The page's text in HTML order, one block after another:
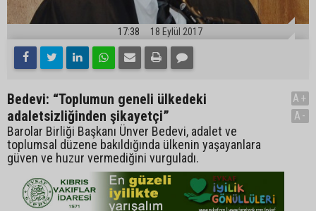
17:38 18 Eylül 2017
Bedevi: “Toplumun geneli ülkedeki
adaletsizliğinden şikayetçi”
Barolar Birliği Başkanı Ünver Bedevi, adalet ve
toplumsal düzene bakıldığında ülkenin yaşayanlara
güven ve huzur vermediğini vurguladı.
A+
A-